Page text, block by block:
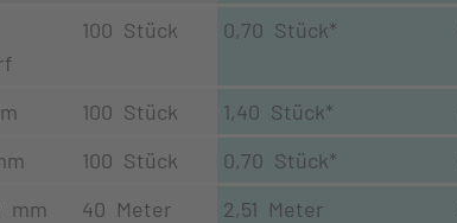
100 Stück 0,70 Stück*
100 Stück 1,40 Stück*
100 Stück 0,70 Stück*
mm 40 Meter 2,51 Meter